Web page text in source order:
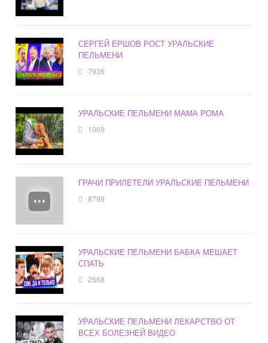
СЕРГЕЙ ЕРШОВ РОСТ УРАЛЬСКИЕ
ПЕЛЬМЕНИ
7936
УРАЛЬСКИЕ ПЕЛЬМЕНИ МАМА РОМА
1069
ГРАЧИ ПРИЛЕТЕЛИ УРАЛЬСКИЕ ПЕЛЬМЕНИ
8798
УРАЛЬСКИЕ ПЕЛЬМЕНИ БАБКА МЕШАЕТ
СПАТЬ
2568
УРАЛЬСКИЕ ПЕЛЬМЕНИ ЛЕКАРСТВО ОТ
ВСЕХ БОЛЕЗНЕЙ ВИДЕО